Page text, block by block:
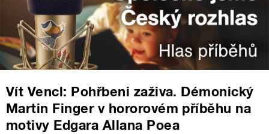
Vít Vencl: Pohřbeni zaživa. Démonický
Martin Finger v hororovém příběhu na
motivy Edgara Allana Poea